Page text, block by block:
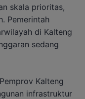
skala prioritas,
Pemerintah
di Kalteng
sedang
Kalteng
infrastruktur